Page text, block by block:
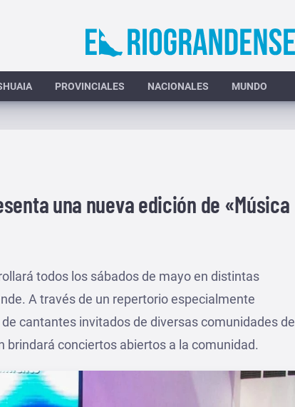
PROVINCIALES NACIONALES MUNDO
una nueva edición de «Música
todos los sábados de mayo en distintas
A través de un repertorio especialmente
cantantes invitados de diversas comunidades de
brindará conciertos abiertos a la comunidad.